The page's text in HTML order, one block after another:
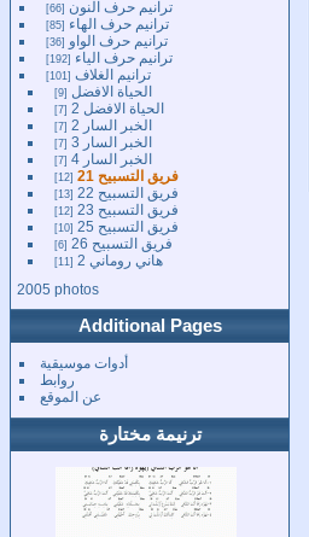
ترانيم حرف النون 66
ترانيم حرف الهاء 85
ترانيم حرف الواو 36
ترانيم حرف الياء 192
ترانيم الغلاف 101
الحياة الافضل 9
الحياة الافضل 2 7
الخبر السار 2 7
الخبر السار 3 7
الخبر السار 4 7
فريق التسبيح 21 12
فريق التسبيح 22 13
فريق التسبيح 23 12
فريق التسبيح 25 10
فريق التسبيح 26 6
هاني روماني 2 11
2005 photos
Additional Pages
أدوات موسيقية
روابط
عن الموقع
ترنيمة مختارة